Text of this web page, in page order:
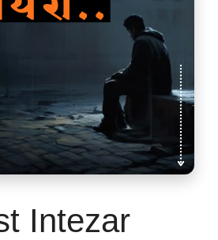
Intezar